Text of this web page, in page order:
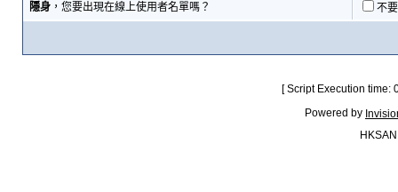
隱身，您要出現在線上使用者名單嗎？ 不
[ Script Execution
Powered by